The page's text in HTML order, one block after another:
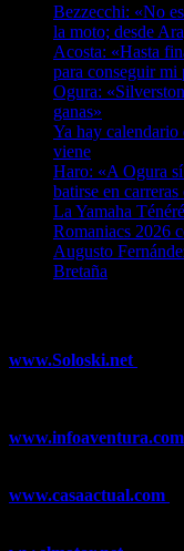
Bezzecchi: «No
la moto; desde
Acosta: «Hasta
para conseguir
Ogura:
ganas»
Ya hay
viene
Haro: «A Ogura sí
batirse en
La Yamaha
Romaniacs 2026
Augusto
Bretaña
www.Soloski.net
www.infoaventura.com
www.casaactual.com